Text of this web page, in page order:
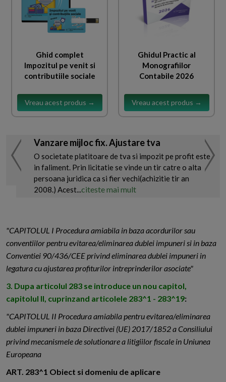
Ghid complet
Impozitul pe venit si
contributiile sociale
Vreau acest produs →
Ghidul Practic al
Monografiilor
Contabile 2026
Vreau acest produs →
Vanzare mijloc fix. Ajustare tva
O societate platitoare de tva si impozit pe profit este
in faliment. Prin licitatie se vinde un tir catre o alta
persoana juridica ca si fier vechi(achizitie tir an
2008.) Acest...citeste mai mult
"CAPITOLUL I Procedura amiabila in baza acordurilor sau
conventiilor pentru evitarea/eliminarea dublei impuneri si in baza
Conventiei 90/436/CEE privind eliminarea dublei impuneri in
legatura cu ajustarea profiturilor intreprinderilor asociate"
3. Dupa articolul 283 se introduce un nou capitol,
capitolul II, cuprinzand articolele 283^1 - 283^19:
"CAPITOLUL II Procedura amiabila pentru evitarea/eliminarea
dublei impuneri in baza Directivei (UE) 2017/1852 a Consiliului
privind mecanismele de solutionare a litigiilor fiscale in Uniunea
Europeana
ART. 283^1 Obiect si domeniu de aplicare